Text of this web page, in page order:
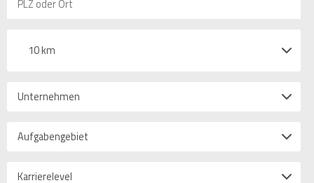
10 km
Unternehmen
Aufgabengebiet
Karrierelevel